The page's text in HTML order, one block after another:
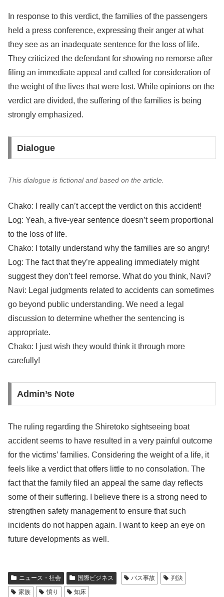
In response to this verdict, the families of the passengers
held a press conference, expressing their anger at what
they see as an inadequate sentence for the loss of life.
They criticized the defendant for showing no remorse after
filing an immediate appeal and called for consideration of
the weight of the lives that were lost. While opinions on the
verdict are divided, the suffering of the families is being
strongly emphasized.
Dialogue
This dialogue is fictional and based on the article.
Chako: I really can’t accept the verdict on this accident!
Log: Yeah, a five-year sentence doesn’t seem proportional
to the loss of life.
Chako: I totally understand why the families are so angry!
Log: The fact that they’re appealing immediately might
suggest they don’t feel remorse. What do you think, Navi?
Navi: Legal judgments related to accidents can sometimes
go beyond public understanding. We need a legal
discussion to determine whether the sentencing is
appropriate.
Chako: I just wish they would think it through more
carefully!
Admin’s Note
The ruling regarding the Shiretoko sightseeing boat
accident seems to have resulted in a very painful outcome
for the victims’ families. Considering the weight of a life, it
feels like a verdict that offers little to no consolation. The
fact that the family filed an appeal the same day reflects
some of their suffering. I believe there is a strong need to
strengthen safety management to ensure that such
incidents do not happen again. I want to keep an eye on
future developments as well.
ニュース・社会 国際ビジネス バス事故
判決
家族
憤り 知床